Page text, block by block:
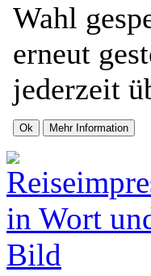
Wahl
erneut
jederzeit